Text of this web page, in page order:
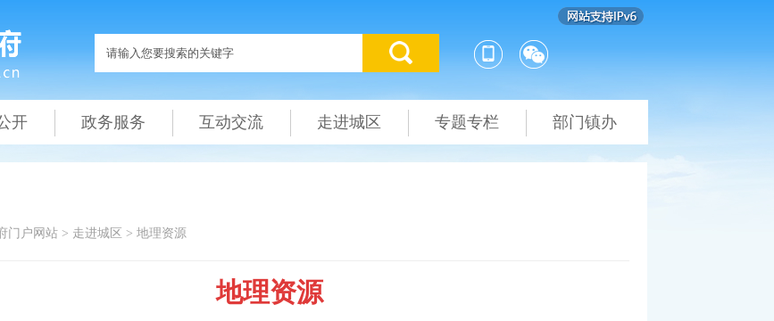
开 政务服务 互动交流 走进城区 专题专栏 部门镇办
门户网站> 走进城区 > 地理资源
地理资源